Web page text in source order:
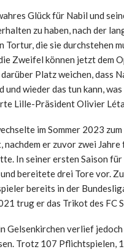
Glück für Nabil und
zu haben, nach der
Tortur, die sie durchstehen
Zweifel können jetzt dem
Platz weichen, dass
und wieder das tun kann,
Lille-Präsident Olivier
im Sommer 2023 zum
er zuvor zwei Jahre
In seiner ersten Saison
bereitete drei Tore vor.
bereits in der
trug er das Trikot des FC
Gelsenkirchen verlief
Trotz 107 Pflichtspielen,